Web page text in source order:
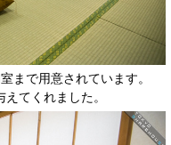
まで用意されています。
てくれました。